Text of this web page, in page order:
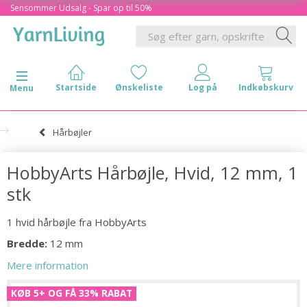
Sensommer Udsalg - Spar op til 50%
Skifte navigation
Menu
Hårbøjler
HobbyArts Hårbøjle, Hvid, 12 mm, 1
stk
1 hvid hårbøjle fra HobbyArts
Bredde: 12 mm
Mere information
KØB 5+ OG FÅ 33% RABAT